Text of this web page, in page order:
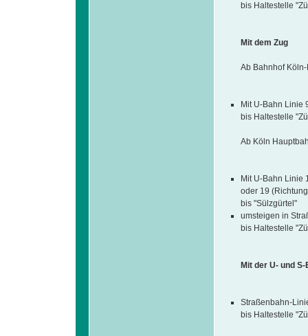
bis Haltestelle
Mit dem Zug
Ab Bahnhof
Mit U-Bahn Linie
bis Haltestelle
Ab Köln
Mit U-Bahn Linie
oder 19
bis "Sülzgürtel"
umsteigen in
bis Haltestelle
Mit der U- und S-
Straßenbahn-
bis Haltestelle